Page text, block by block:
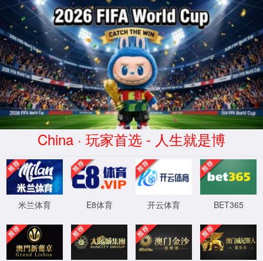
拉斯维加斯(Macau)股份有限公司-Official website
关
于
我
们
安全防范
通用定焦系列